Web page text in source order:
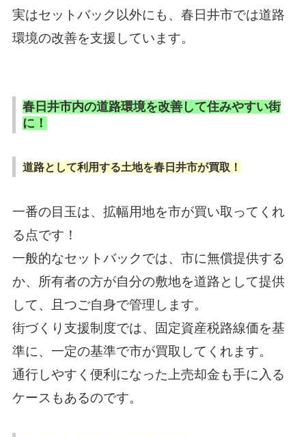
実はセットバック以外にも、春日井市では道路
環境の改善を支援しています。
春日井市内の道路環境を改善して住みやすい街
に！
道路として利用する土地を春日井市が買取！
一番の目玉は、拡幅用地を市が買い取ってくれ
る点です！
一般的なセットバックでは、市に無償提供する
か、所有者の方が自分の敷地を道路として提供
して、且つご自身で管理します。
街づくり支援制度では、固定資産税路線価を基
準に、一定の基準で市が買取してくれます。
通行しやすく便利になった上売却金も手に入る
ケースもあるのです。